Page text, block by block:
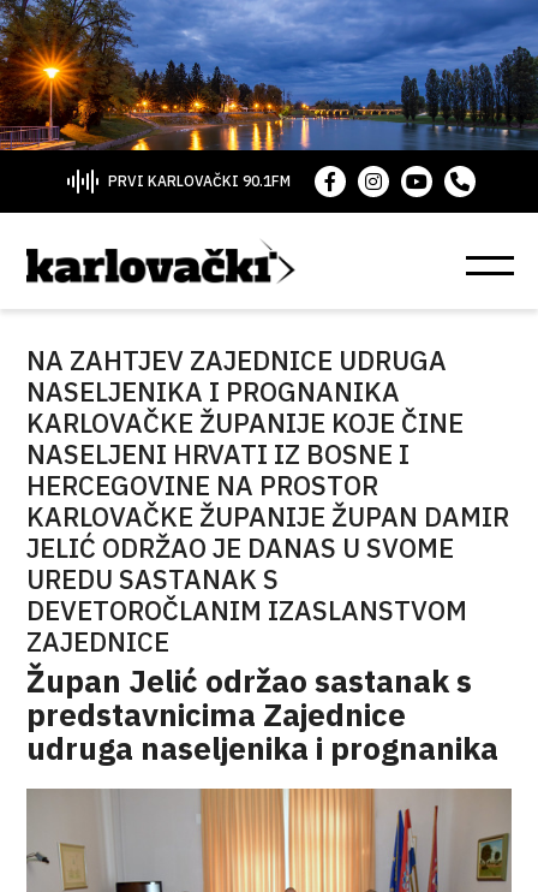
PRVI KARLOVAČKI 90.1FM
NA ZAHTJEV ZAJEDNICE UDRUGA
NASELJENIKA I PROGNANIKA
KARLOVAČKE ŽUPANIJE KOJE ČINE
NASELJENI HRVATI IZ BOSNE I
HERCEGOVINE NA PROSTOR
KARLOVAČKE ŽUPANIJE ŽUPAN DAMIR
JELIĆ ODRŽAO JE DANAS U SVOME
UREDU SASTANAK S
DEVETOROČLANIM IZASLANSTVOM
ZAJEDNICE
Župan Jelić održao sastanak s
predstavnicima Zajednice
udruga naseljenika i prognanika